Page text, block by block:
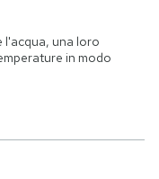
l'acqua, una loro
in modo